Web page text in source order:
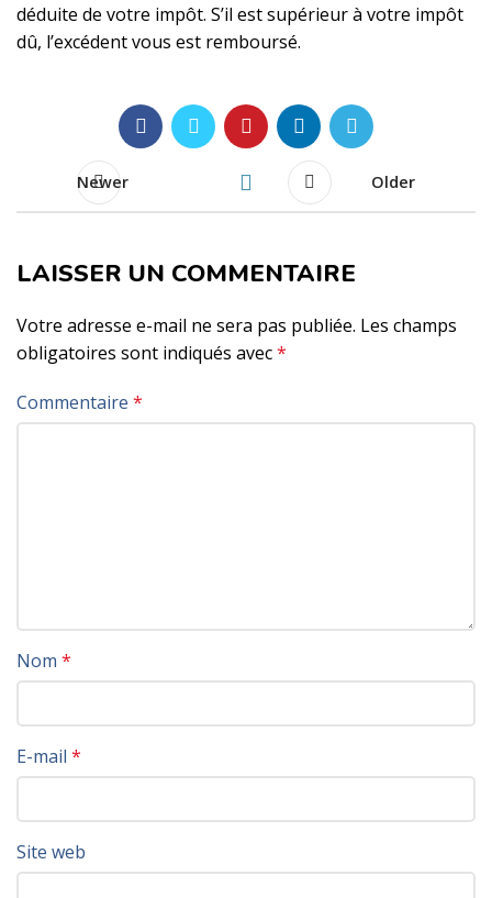
déduite de votre impôt. S’il est supérieur à votre impôt
dû, l’excédent vous est remboursé.
Newer Older
LAISSER UN COMMENTAIRE
Votre adresse e-mail ne sera pas publiée. Les champs
obligatoires sont indiqués avec*
Commentaire *
Nom *
E-mail *
Site web